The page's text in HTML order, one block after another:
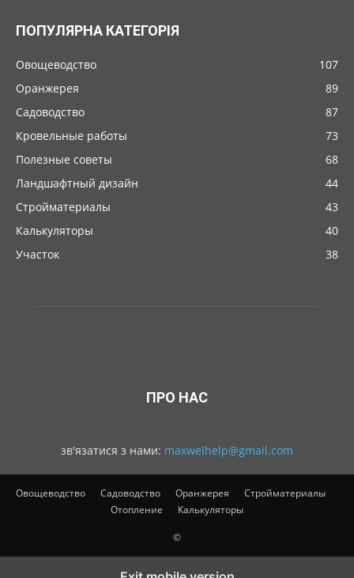
ПОПУЛЯРНА КАТЕГОРІЯ
Овощеводство
107
Оранжерея
89
Садоводство
87
Кровельные работы
73
Полезные советы
68
Ландшафтный дизайн
44
Стройматериалы
43
Калькуляторы
40
Участок
38
ПРО НАС
зв'язатися з нами: maxwelhelp@gmail.com
Овощеводство Садоводство Оранжерея
Стройматериалы
Отопление
Калькуляторы
©